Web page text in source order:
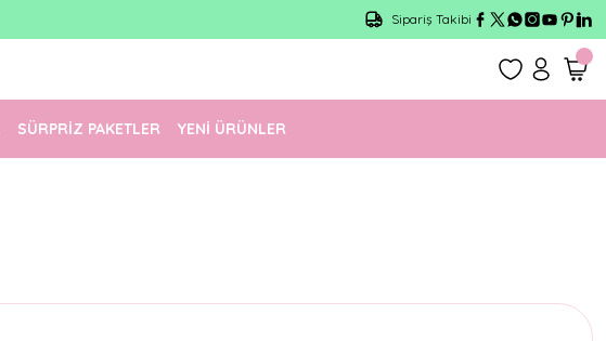
Sipariş Takibi
SÜRPRİZ PAKETLER YENİ ÜRÜNLER